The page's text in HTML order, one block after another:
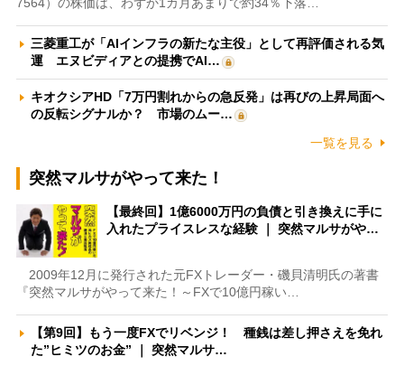
7564）の株価は、わずか1カ月あまりで約34％下落…
三菱重工が「AIインフラの新たな主役」として再評価される気
運 エヌビディアとの提携でAI…
キオクシアHD「7万円割れからの急反発」は再びの上昇局面へ
の反転シグナルか？ 市場のムー…
一覧を見る
突然マルサがやって来た！
【最終回】1億6000万円の負債と引き換えに手に
入れたプライスレスな経験 ｜ 突然マルサがや…
2009年12月に発行された元FXトレーダー・磯貝清明氏の著書
『突然マルサがやって来た！～FXで10億円稼い…
【第9回】もう一度FXでリベンジ！ 種銭は差し押さえを免れ
た”ヒミツのお金” ｜ 突然マルサ…